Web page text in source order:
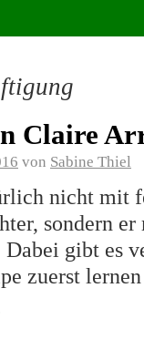
Claire
von Sabine Thiel
nicht mit
sondern
gibt es
zuerst